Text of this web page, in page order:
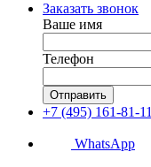
Заказать звонок
Ваше имя
Телефон
Отправить
+7 (495) 161-81-11
WhatsApp